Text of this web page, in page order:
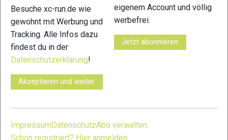
46
Besuche xc-run.de wie
gewohnt mit Werbung und
Tracking. Alle Infos dazu
findest du in der
Datenschutzerklärung!
Akzeptieren und weiter
eigenem Account und völlig
werbefrei.
Jetzt abonnieren
Impressum DatenschutzAbo verwalten
Schon registriert? Hier anmelden